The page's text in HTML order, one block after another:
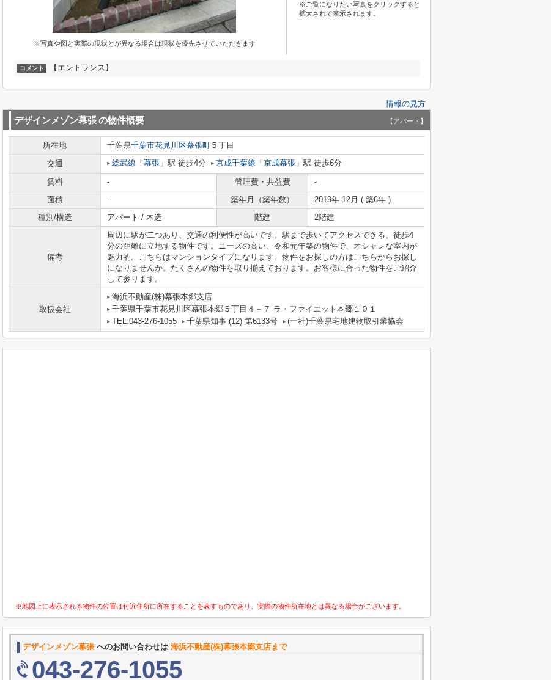
※写真や図と実際の現状とが異なる場合は現状を優先させていただきます
※ご覧になりたい写真をクリックすると
拡大されて表示されます。
コメント 【エントランス】
情報の見方
デザインメゾン幕張の物件概要 【アパート】
所在地 千葉県千葉市花見川区幕張町 ５丁目
交通
総武線 「 幕張 」駅 徒歩4分 京成千葉線 「 京成幕張 」駅 徒歩6分
賃料 - 管理費・共益費
-
面積
- 築年月（築年数）
2019年 12月 ( 築6年 )
種別/構造
アパート / 木造 階建 2階建
備考
周辺に駅が二つあり、交通の利便性が高いです。駅まで歩いてアクセスできる、徒歩4
分の距離に立地する物件です。ニーズの高い、令和元年築の物件で、オシャレな室内が
魅力的。こちらはマンションタイプになります。物件をお探しの方はこちらからお探し
になりませんか。たくさんの物件を取り揃えております。お客様に合った物件をご紹介
して参ります。
取扱会社
海浜不動産(株)幕張本郷支店
千葉県千葉市花見川区幕張本郷５丁目４－７ ラ・ファイエット本郷１０１
TEL:043-276-1055
千葉県知事 (12) 第6133号 (一社)千葉県宅地建物取引業協会
※地図上に表示される物件の位置は付近住所に所在することを表すものであり、実際の物件所在地とは異なる場合がございます。
デザインメゾン幕張 へのお問い合わせは 海浜不動産(株)幕張本郷支店まで
043-276-1055